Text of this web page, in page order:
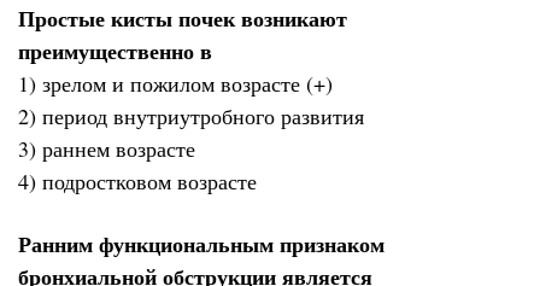
Простые кисты почек возникают
преимущественно в
1) зрелом и пожилом возрасте (+)
2) период внутриутробного развития
3) раннем возрасте
4) подростковом возрасте
Ранним функциональным признаком
бронхиальной обструкции является